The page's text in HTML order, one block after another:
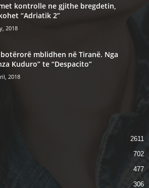
kontrolle ne gjithe bregdetin,
“Adriatik 2”
2018
mblidhen në Tiranë. Nga
Kuduro” te “Despacito”
2018
2611
702
477
306